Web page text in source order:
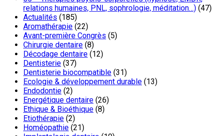
relations humaines, PNL, sophrologie, méditation…) (47)
Actualités (185)
Aromathérapie (22)
Avant-première Congrès (5)
Chirurgie dentaire (8)
Décodage dentaire (12)
Dentisterie (37)
Dentisterie biocompatible (31)
Ecologie & développement durable (13)
Endodontie (2)
Energétique dentaire (26)
Ethique & Bioéthique (8)
Etiothérapie (2)
Homéopathie (21)